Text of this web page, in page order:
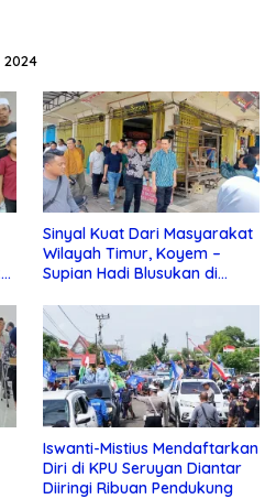
Sinyal Kuat Dari Masyarakat
Wilayah Timur, Koyem –
Supian Hadi Blusukan di
Iswanti-Mistius Mendaftarkan
Diri di KPU Seruyan Diantar
Diiringi Ribuan Pendukung